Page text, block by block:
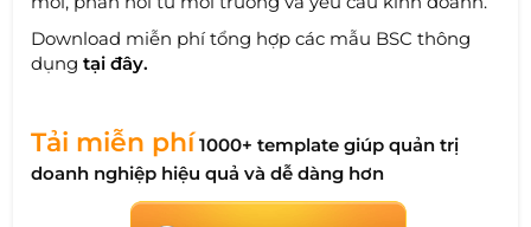
Download miễn phí tổng hợp các mẫu BSC thông
dụngtại đây.
Tải miễn phí 1000+ template giúp quản trị
doanh nghiệp hiệu quả và dễ dàng hơn